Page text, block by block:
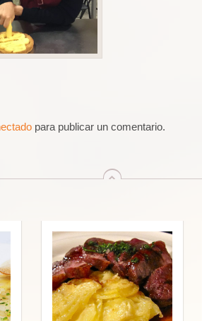
para publicar un comentario.
arriba